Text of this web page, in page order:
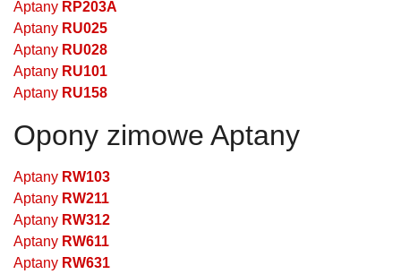
Aptany RP203A
Aptany RU025
Aptany RU028
Aptany RU101
Aptany RU158
Opony zimowe Aptany
Aptany RW103
Aptany RW211
Aptany RW312
Aptany RW611
Aptany RW631